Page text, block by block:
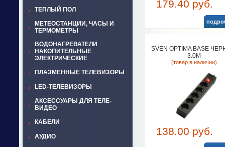
ТЕПЛЫЙ ПОЛ
МЕТЕОСТАНЦИИ, ЧАСЫ И
ТЕРМОМЕТРЫ
ВОДОНАГРЕВАТЕЛИ
НАКОПИТЕЛЬНЫЕ
ЭЛЕКТРИЧЕСКИЕ
ПЛАЗМЕННЫЕ ТЕЛЕВИЗОРЫ
LED-ТЕЛЕВИЗОРЫ
АКСЕССУАРЫ ДЛЯ ТЕЛЕ-
ВИДЕО
КАБЕЛИ
АУДИО
179.40 руб.
SVEN OPTIMA BASE
3.0М
(товар в наличии)
138.00 руб.